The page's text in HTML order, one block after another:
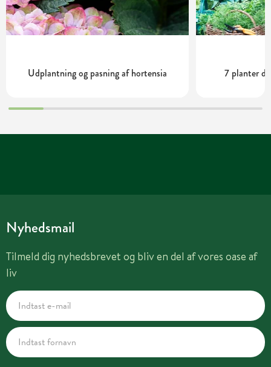
Udplantning og pasning af hortensia 7 planter
Nyhedsmail
Tilmeld dig nyhedsbrevet og bliv en del af vores oase af
liv